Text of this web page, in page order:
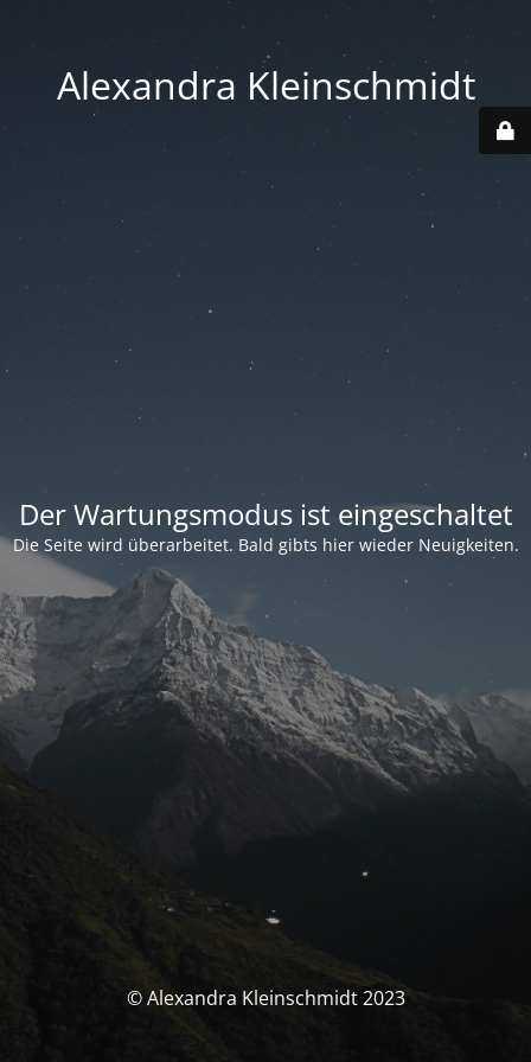
Alexandra Kleinschmidt
Der Wartungsmodus ist eingeschaltet
Die Seite wird überarbeitet. Bald gibts hier wieder Neuigkeiten.
© Alexandra Kleinschmidt 2023